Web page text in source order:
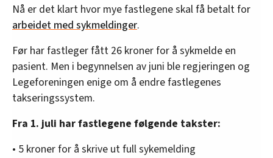
Nå er det klart hvor mye fastlegene skal få betalt for
arbeidet med sykmeldinger.
Før har fastleger fått 26 kroner for å sykmelde en
pasient. Men i begynnelsen av juni ble regjeringen og
Legeforeningen enige om å endre fastlegenes
takseringssystem.
Fra 1. juli har fastlegene følgende takster:
• 5 kroner for å skrive ut full sykemelding